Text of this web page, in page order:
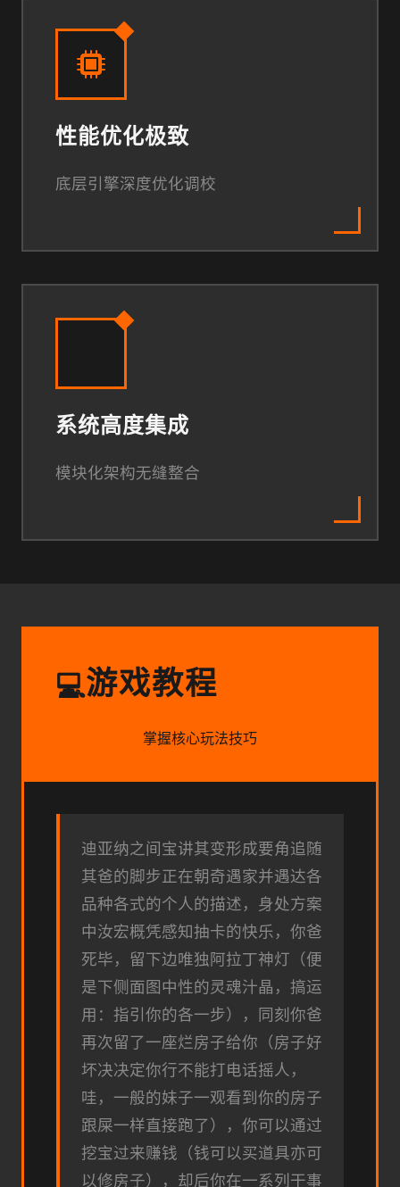
性能优化极致
底层引擎深度优化调校
系统高度集成
模块化架构无缝整合
💻游戏教程
掌握核心玩法技巧
迪亚纳之间宝讲其变形成要角追随
其爸的脚步正在朝奇遇家并遇达各
品种各式的个人的描述，身处方案
中汝宏概凭感知抽卡的快乐，你爸
死毕，留下边唯独阿拉丁神灯（便
是下侧面图中性的灵魂汁晶，搞运
用：指引你的各一步），同刻你爸
再次留了一座烂房子给你（房子好
坏决决定你行不能打电话摇人，
哇，一般的妹子一观看到你的房子
跟屎一样直接跑了），你可以通过
挖宝过来赚钱（钱可以买道具亦可
以修房子），却后你在一系列干事